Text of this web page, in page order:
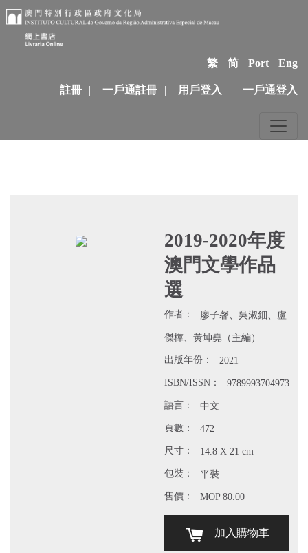
繁 简 Port Eng
註冊 | 一戶通註冊 | 用戶登入 | 一戶通登入
2019-2020年度
澳門文學作品
選
作者： 廖子馨、吳淑鈿、盧
傑樺、黃坤堯（主編）
出版年份： 2021
ISBN/ISSN： 9789993704973
語言： 中文
頁數： 472
尺寸： 14.8 X 21 cm
包裝： 平裝
售價： MOP 80.00
加入購物車